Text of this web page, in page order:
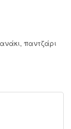
παντζάρι